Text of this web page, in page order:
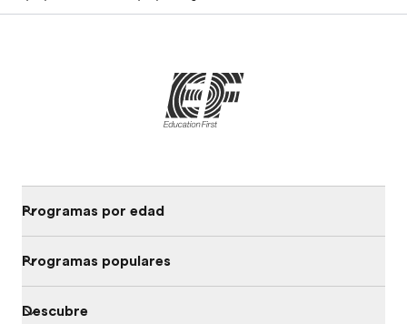
Programas por edad
Programas populares
Descubre